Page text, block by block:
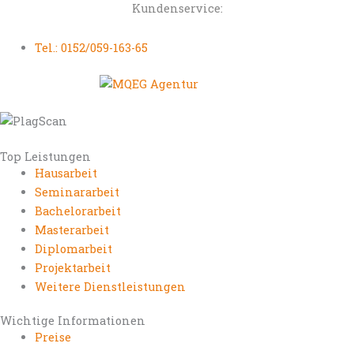
Kundenservice:
Tel.: 0152/059-163-65
Top Leistungen
Hausarbeit
Seminararbeit
Bachelorarbeit
Masterarbeit
Diplomarbeit
Projektarbeit
Weitere Dienstleistungen
Wichtige Informationen
Preise